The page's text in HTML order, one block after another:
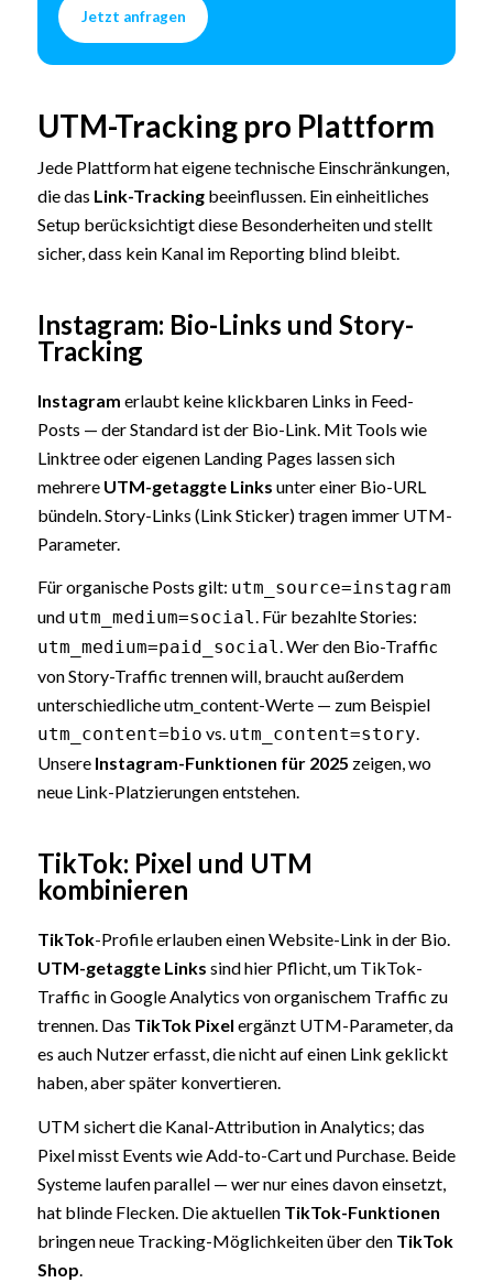
Jetzt anfragen
UTM-Tracking pro Plattform
Jede Plattform hat eigene technische Einschränkungen,
die das Link-Trackingbeeinflussen. Ein einheitliches
Setup berücksichtigt diese Besonderheiten und stellt
sicher, dass kein Kanal im Reporting blind bleibt.
Instagram: Bio-Links und Story-
Tracking
Instagram erlaubt keine klickbaren Links in Feed-
Posts — der Standard ist der Bio-Link. Mit Tools wie
Linktree oder eigenen Landing Pages lassen sich
mehrere UTM-getaggte Links unter einer Bio-URL
bündeln. Story-Links (Link Sticker) tragen immer UTM-
Parameter.
Für organische Posts gilt: utm_source=instagram
und utm_medium=social. Für bezahlte Stories:
utm_medium=paid_social. Wer den Bio-Traffic
von Story-Traffic trennen will, braucht außerdem
unterschiedliche utm_content-Werte — zum Beispiel
utm_content=bio vs. utm_content=story.
Unsere Instagram-Funktionen für 2025 zeigen, wo
neue Link-Platzierungen entstehen.
TikTok: Pixel und UTM
kombinieren
TikTok-Profile erlauben einen Website-Link in der Bio.
UTM-getaggte Links sind hier Pflicht, um TikTok-
Traffic in Google Analytics von organischem Traffic zu
trennen. Das TikTok Pixel ergänzt UTM-Parameter, da
es auch Nutzer erfasst, die nicht auf einen Link geklickt
haben, aber später konvertieren.
UTM sichert die Kanal-Attribution in Analytics; das
Pixel misst Events wie Add-to-Cart und Purchase. Beide
Systeme laufen parallel — wer nur eines davon einsetzt,
hat blinde Flecken. Die aktuellen TikTok-Funktionen
bringen neue Tracking-Möglichkeiten über den TikTok
Shop